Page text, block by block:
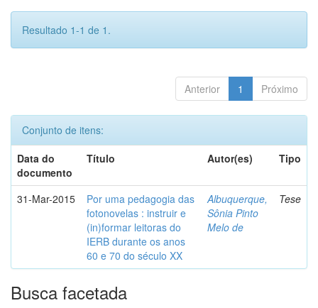
Resultado 1-1 de 1.
Anterior 1 Próximo
Conjunto de itens:
Data do
documento
Título Autor(es) Tipo
31-Mar-2015
Por uma pedagogia das
fotonovelas : instruir e
(in)formar leitoras do
IERB durante os anos
60 e 70 do século XX
Albuquerque,
Sônia Pinto
Melo de
Tese
Busca facetada